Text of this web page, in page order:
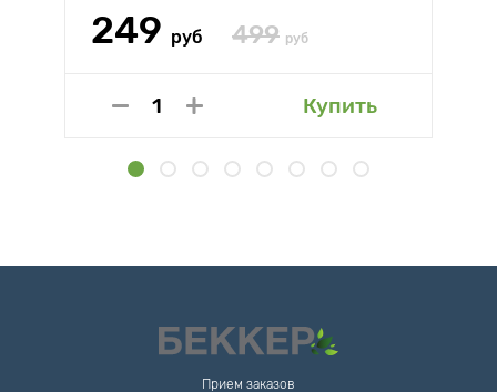
249 руб 499 руб
Купить
Прием заказов